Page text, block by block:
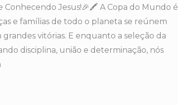
Conhecendo Jesus!🎉🖍️ A Copa do Mundo é
e famílias de todo o planeta se reúnem
vitórias. E enquanto a seleção da
disciplina, união e determinação, nós